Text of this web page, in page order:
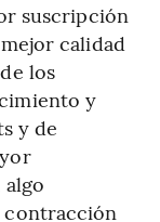
suscripción
calidad
los
y
y de
contracción